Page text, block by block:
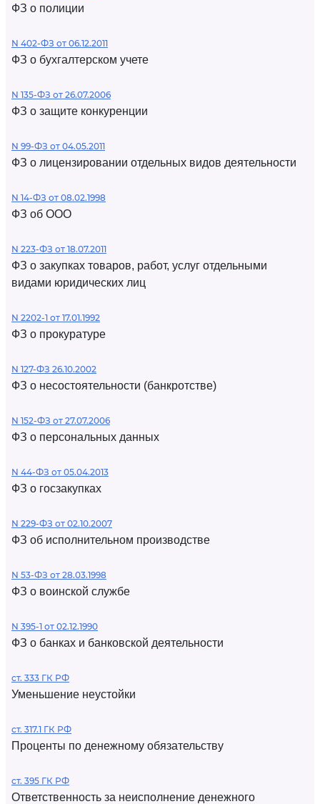
ФЗ о полиции
N 402-ФЗ от 06.12.2011
ФЗ о бухгалтерском учете
N 135-ФЗ от 26.07.2006
ФЗ о защите конкуренции
N 99-ФЗ от 04.05.2011
ФЗ о лицензировании отдельных видов деятельности
N 14-ФЗ от 08.02.1998
ФЗ об ООО
N 223-ФЗ от 18.07.2011
ФЗ о закупках товаров, работ, услуг отдельными
видами юридических лиц
N 2202-1 от 17.01.1992
ФЗ о прокуратуре
N 127-ФЗ 26.10.2002
ФЗ о несостоятельности (банкротстве)
N 152-ФЗ от 27.07.2006
ФЗ о персональных данных
N 44-ФЗ от 05.04.2013
ФЗ о госзакупках
N 229-ФЗ от 02.10.2007
ФЗ об исполнительном производстве
N 53-ФЗ от 28.03.1998
ФЗ о воинской службе
N 395-1 от 02.12.1990
ФЗ о банках и банковской деятельности
ст. 333 ГК РФ
Уменьшение неустойки
ст. 317.1 ГК РФ
Проценты по денежному обязательству
ст. 395 ГК РФ
Ответственность за неисполнение денежного